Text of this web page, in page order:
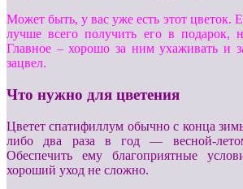
Может быть, у вас уже есть этот цветок.
лучше всего получить его в подарок,
Главное – хорошо за ним ухаживать и
зацвел.
Что нужно для цветения
Цветет спатифиллум обычно с конца
либо два раза в год — весной-
Обеспечить ему благоприятные
хороший уход не сложно.